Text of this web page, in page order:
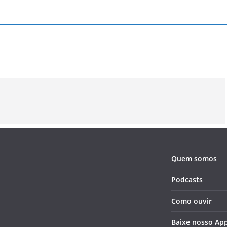
banda New
Vanessa
revolução
Quem somos
Podcasts
Como ouvir
Baixe nosso